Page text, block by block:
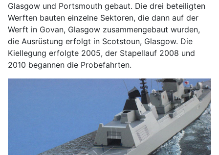
Glasgow und Portsmouth gebaut. Die drei beteiligten
Werften bauten einzelne Sektoren, die dann auf der
Werft in Govan, Glasgow zusammengebaut wurden,
die Ausrüstung erfolgt in Scotstoun, Glasgow. Die
Kiellegung erfolgte 2005, der Stapellauf 2008 und
2010 begannen die Probefahrten.